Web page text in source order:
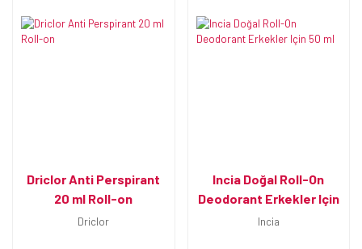
Driclor Anti Perspirant
20 ml Roll-on
Driclor
Incia Doğal Roll-On
Deodorant Erkekler Için
50 ml
Incia